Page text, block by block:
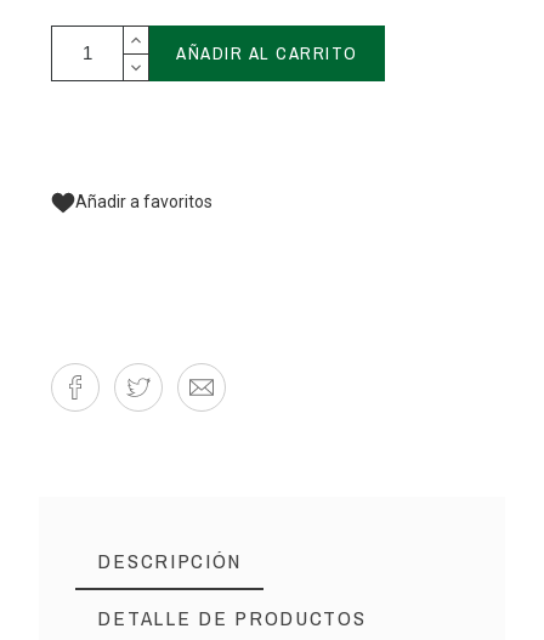
AÑADIR AL CARRITO
Añadir a favoritos
DESCRIPCIÓN
DETALLE DE PRODUCTOS